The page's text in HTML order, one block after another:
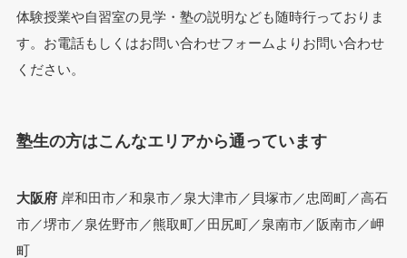
体験授業や自習室の見学・塾の説明なども随時行っておりま
す。お電話もしくはお問い合わせフォームよりお問い合わせ
ください。
塾生の方はこんなエリアから通っています
大阪府岸和田市／和泉市／泉大津市／貝塚市／忠岡町／高石
市／堺市／泉佐野市／熊取町／田尻町／泉南市／阪南市／岬
町